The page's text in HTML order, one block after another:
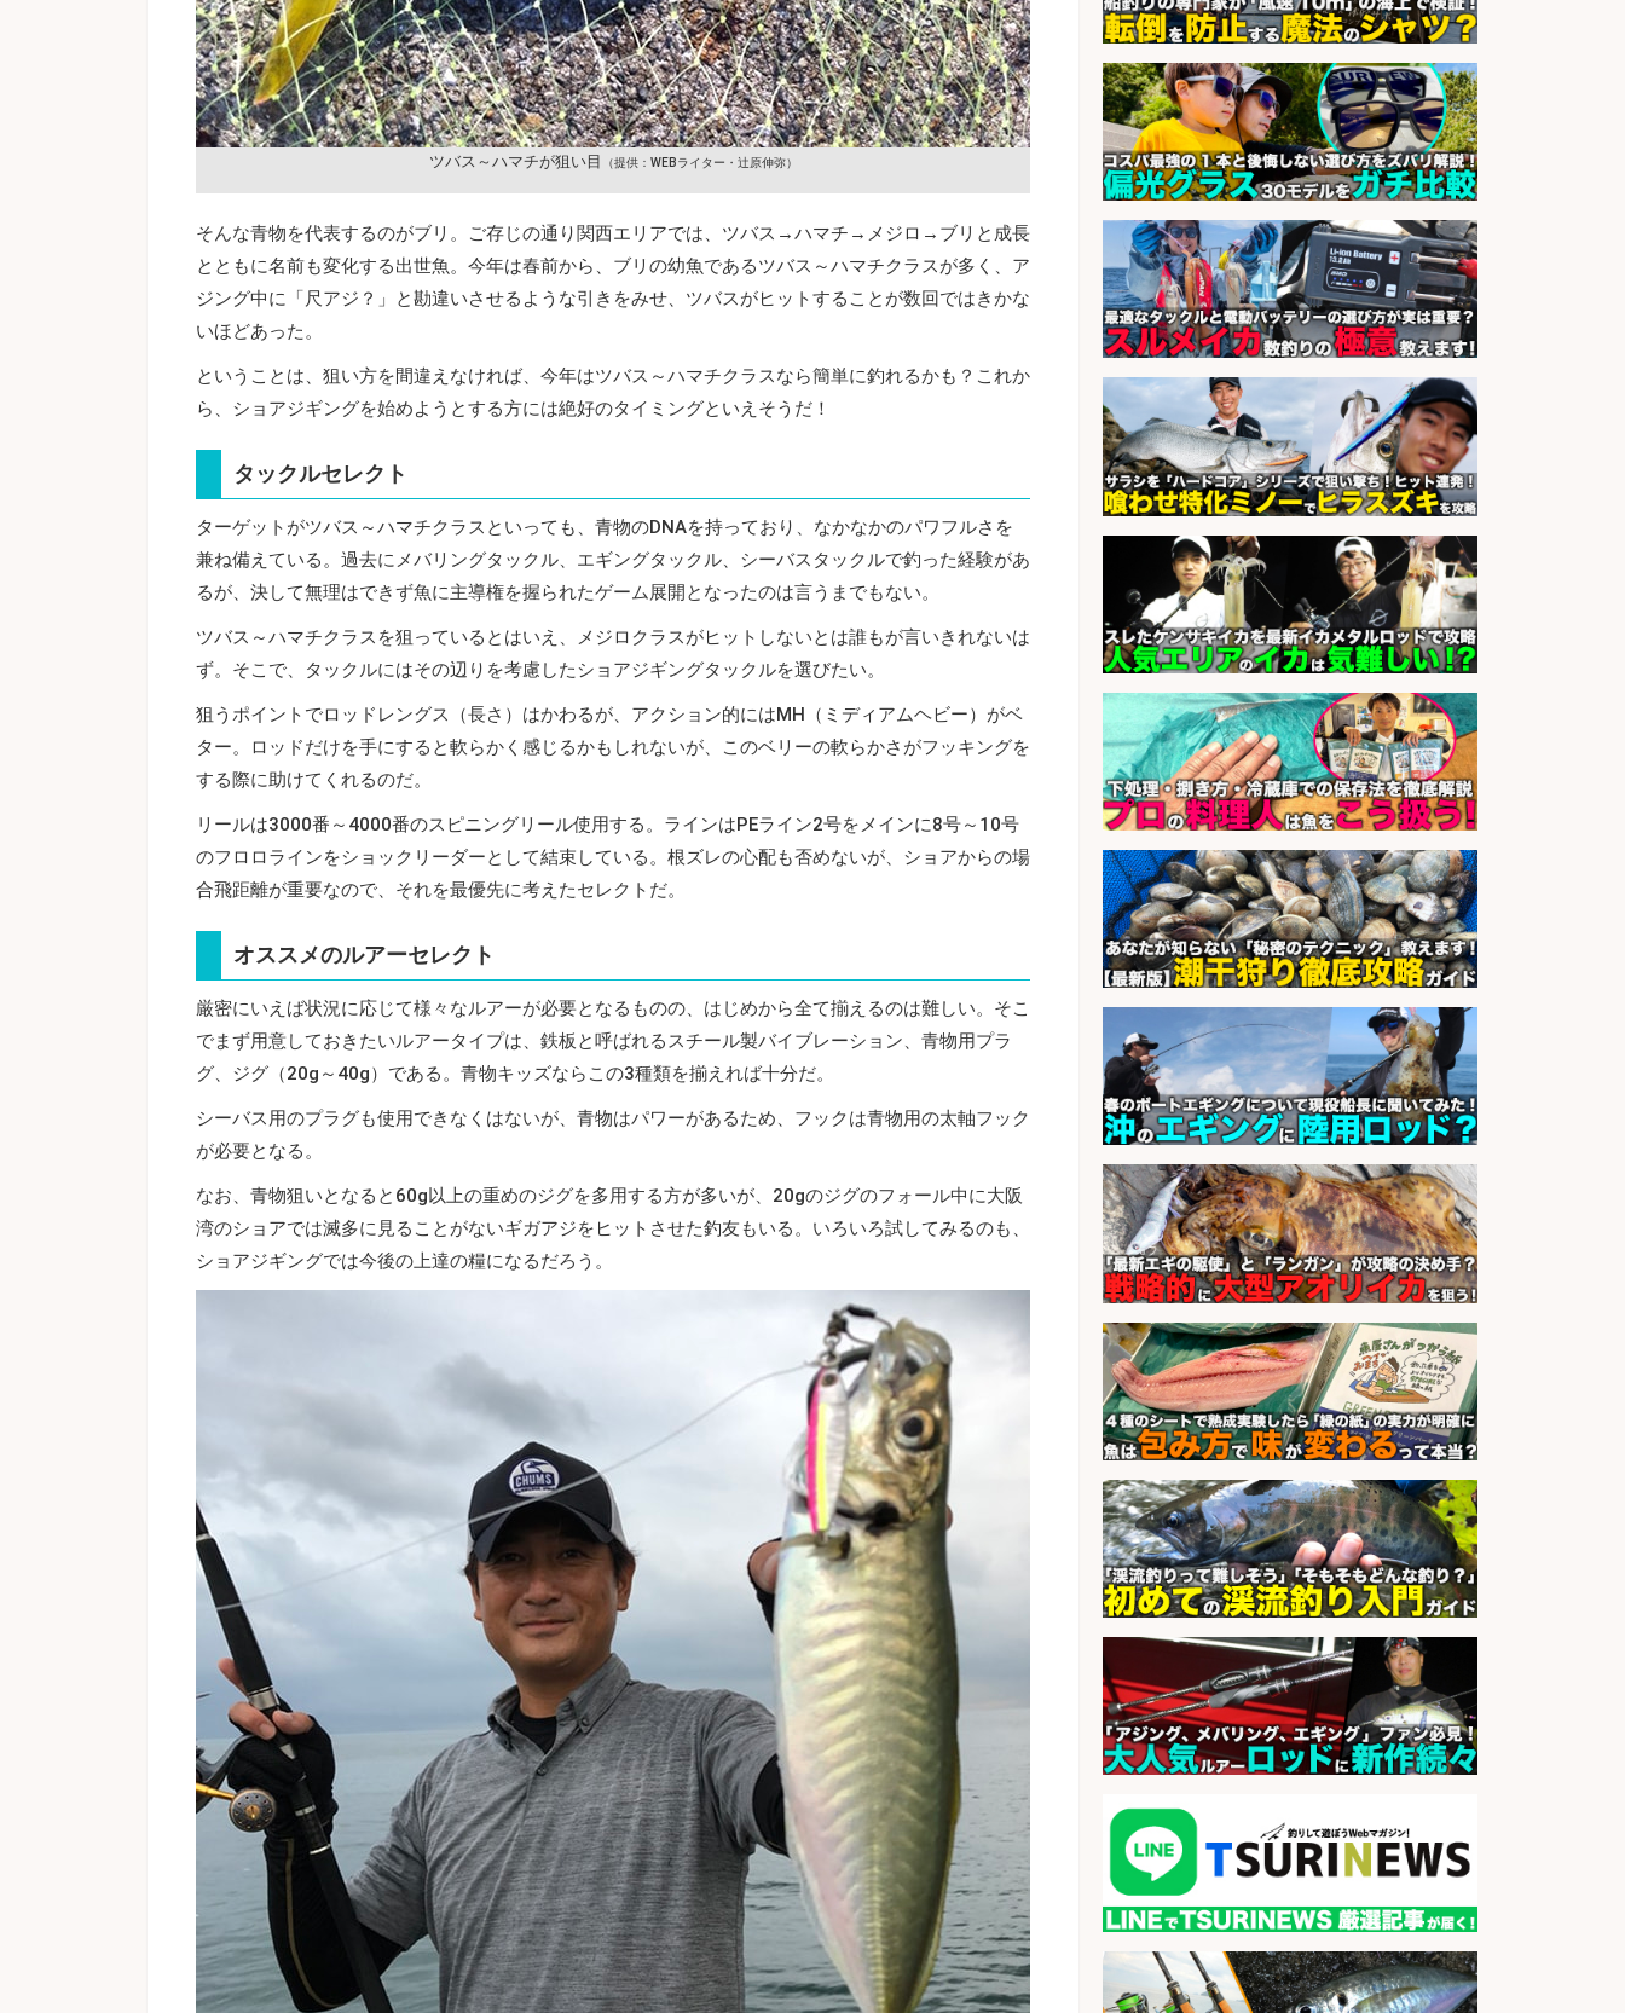
ツバス～ハマチが狙い目 （提供：WEBライター・辻原伸弥）
そんな青物を代表するのがブリ。ご存じの通り関西エリアでは、ツバス→ハマチ→メジロ→ブリと成長
とともに名前も変化する出世魚。今年は春前から、ブリの幼魚であるツバス～ハマチクラスが多く、ア
ジング中に「尺アジ？」と勘違いさせるような引きをみせ、ツバスがヒットすることが数回ではきかな
いほどあった。
ということは、狙い方を間違えなければ、今年はツバス～ハマチクラスなら簡単に釣れるかも？これか
ら、ショアジギングを始めようとする方には絶好のタイミングといえそうだ！
タックルセレクト
ターゲットがツバス～ハマチクラスといっても、青物のDNAを持っており、なかなかのパワフルさを
兼ね備えている。過去にメバリングタックル、エギングタックル、シーバスタックルで釣った経験があ
るが、決して無理はできず魚に主導権を握られたゲーム展開となったのは言うまでもない。
ツバス～ハマチクラスを狙っているとはいえ、メジロクラスがヒットしないとは誰もが言いきれないは
ず。そこで、タックルにはその辺りを考慮したショアジギングタックルを選びたい。
狙うポイントでロッドレングス（長さ）はかわるが、アクション的にはMH（ミディアムヘビー）がベ
ター。ロッドだけを手にすると軟らかく感じるかもしれないが、このベリーの軟らかさがフッキングを
する際に助けてくれるのだ。
リールは3000番～4000番のスピニングリール使用する。ラインはPEライン2号をメインに8号～10号
のフロロラインをショックリーダーとして結束している。根ズレの心配も否めないが、ショアからの場
合飛距離が重要なので、それを最優先に考えたセレクトだ。
オススメのルアーセレクト
厳密にいえば状況に応じて様々なルアーが必要となるものの、はじめから全て揃えるのは難しい。そこ
でまず用意しておきたいルアータイプは、鉄板と呼ばれるスチール製バイブレーション、青物用プラ
グ、ジグ（20g～40g）である。青物キッズならこの3種類を揃えれば十分だ。
シーバス用のプラグも使用できなくはないが、青物はパワーがあるため、フックは青物用の太軸フック
が必要となる。
なお、青物狙いとなると60g以上の重めのジグを多用する方が多いが、20gのジグのフォール中に大阪
湾のショアでは滅多に見ることがないギガアジをヒットさせた釣友もいる。いろいろ試してみるのも、
ショアジギングでは今後の上達の糧になるだろう。
精肉・青果・鮮魚販売/志布志駅か
ら車5分 お魚のカットや商品の陳列
業務/残業少なめ×車通勤OK×時間選
べる/鹿児島県/志布志市
会社名 株式会社ホットスタッフ鹿児島
和食, 日本料理・懐石料理/店長・店
長候補/旬と手作りにこだわる!さか
なの価値を上げ、地域を元気に!店長
博多 華吉 博多 華吉
sponsored by 求人ボックス
さらに求人情報を見る